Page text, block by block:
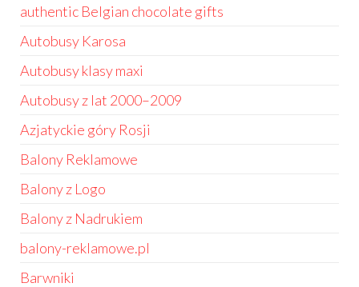
authentic Belgian chocolate gifts
Autobusy Karosa
Autobusy klasy maxi
Autobusy z lat 2000–2009
Azjatyckie góry Rosji
Balony Reklamowe
Balony z Logo
Balony z Nadrukiem
balony-reklamowe.pl
Barwniki